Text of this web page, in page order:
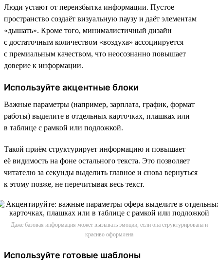
Люди устают от переизбытка информации. Пустое
пространство создаёт визуальную паузу и даёт элементам
«дышать». Кроме того, минималистичный дизайн
с достаточным количеством «воздуха» ассоциируется
с премиальным качеством, что неосознанно повышает
доверие к информации.
Используйте акцентные блоки
Важные параметры (например, зарплата, график, формат
работы) выделите в отдельных карточках, плашках или
в таблице с рамкой или подложкой.
Такой приём структурирует информацию и повышает
её видимость на фоне остального текста. Это позволяет
читателю за секунды выделить главное и снова вернуться
к этому позже, не перечитывая весь текст.
Даже базовая информация может вызывать эмоции, если она структурирована и
красиво оформлена
Используйте готовые шаблоны